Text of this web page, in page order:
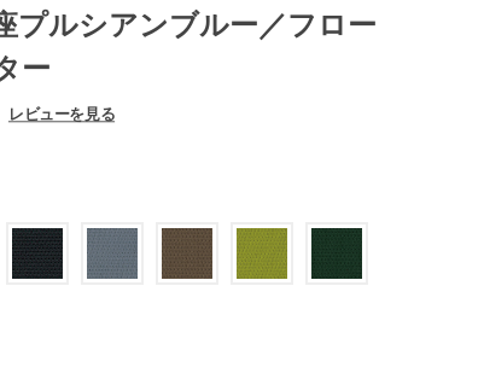
プルシアンブルー／フロー
ー
レビューを見る